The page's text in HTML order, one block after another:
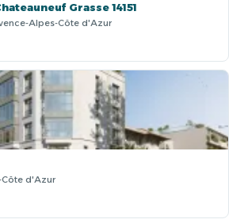
Grasse 14151
Alpes-Côte d'Azur
Côte d'Azur